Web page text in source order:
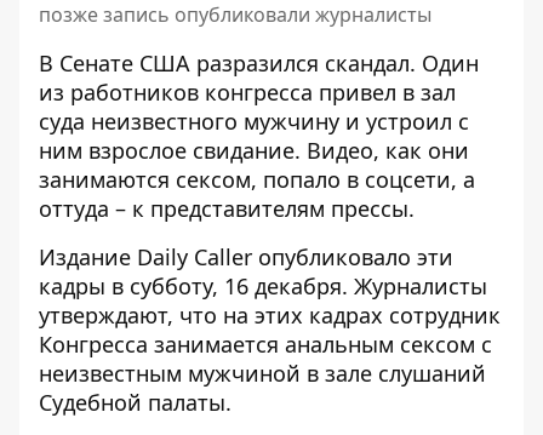
позже запись опубликовали журналисты
В Сенате США разразился скандал. Один
из работников конгресса привел в зал
суда неизвестного мужчину и устроил с
ним взрослое свидание. Видео, как они
занимаются сексом, попало в соцсети, а
оттуда – к представителям прессы.
Издание Daily Caller опубликовало эти
кадры в субботу, 16 декабря. Журналисты
утверждают, что на этих кадрах сотрудник
Конгресса занимается анальным сексом с
неизвестным мужчиной в зале слушаний
Судебной палаты.